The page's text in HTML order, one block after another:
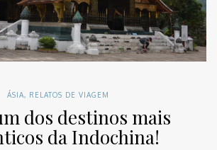
ÁSIA, RELATOS DE VIAGEM
dos destinos mais
da Indochina!